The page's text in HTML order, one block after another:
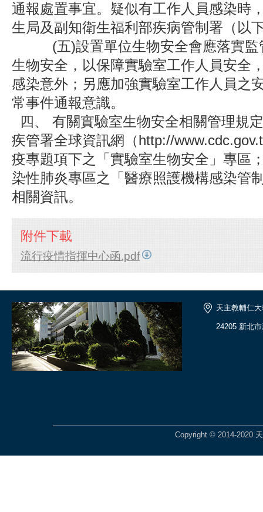
通報處置事宜。疑似有工作人員感染時
生局及副知衛生福利部疾病管制署（以
(五)設置單位生物安全會應落實監
生物安全，以保障實驗室工作人員安全
感染意外；另應加強實驗室工作人員之
常事件通報意識。
四、 有關實驗室生物安全相關管理規
疾管署全球資訊網（http://
疫專題項下之「實驗室生物安全」專區
染性肺炎專區之「醫療照護機構感染管
相關資訊。
附件下載
流行疫情指揮中心函.pdf
天主教輔仁
24205 新北
Copyright © 2014-2020